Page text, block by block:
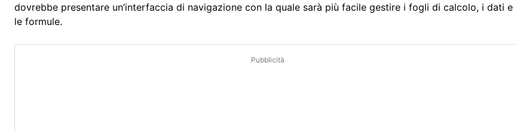
dovrebbe presentare un’interfaccia di navigazione con la quale sarà più facile gestire i fogli di calcolo, i dati e
le formule.
Pubblicità